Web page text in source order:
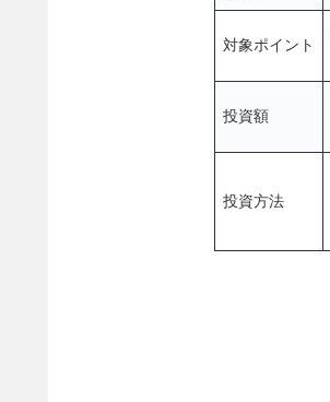
対象ポイント
投資額
投資方法